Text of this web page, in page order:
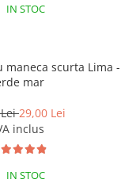
IN STOC
maneca scurta Lima -
mar
Lei29,00 Lei
inclus
IN STOC